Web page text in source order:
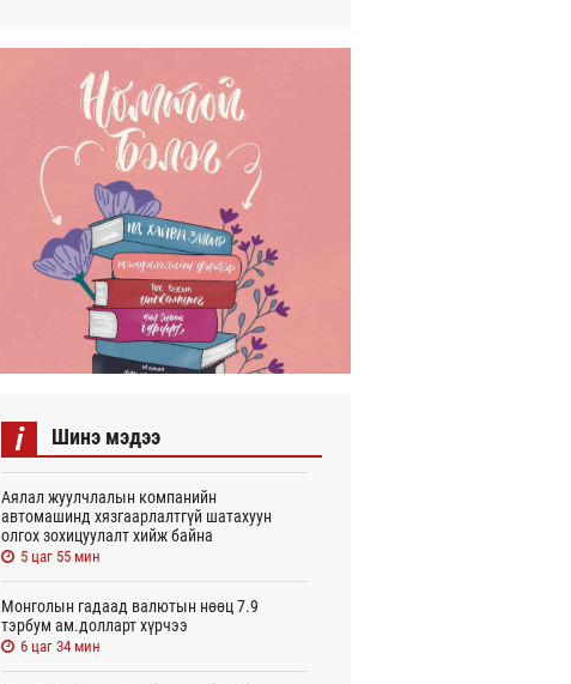
i Шинэ мэдээ
Аялал жуулчлалын компанийн
автомашинд хязгаарлалтгүй шатахуун
олгох зохицуулалт хийж байна
5 цаг 55 мин
Монголын гадаад валютын нөөц 7.9
тэрбум ам.долларт хүрчээ
6 цаг 34 мин